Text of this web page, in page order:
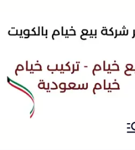
خيام